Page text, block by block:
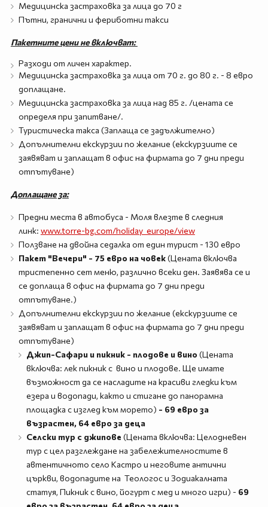
Медицинска застраховка за лица до 70 г
Пътни, гранични и фериботни такси
Пакетните цени не включват:
Разходи от личен характер.
Медицинска застраховка за лица от 70 г. до 80 г. - 8 евро
доплащане.
Медицинска застраховка за лица над 85 г. /цената се
определя при запитване/.
Туристическа такса (Заплаща се задължително)
Допълнителни екскурзии по желание (екскурзиите се
заявяват и заплащат в офис на фирмата до 7 дни преди
отпътуване)
Доплащане за:
Предни места в автобуса - Моля влезте в следния
линк: www.torre-bg.com/holiday_europe/view
Ползване на двойна седалка от един турист - 130 евро
Пакет "Вечери" - 75 евро на човек(Цената включва
тристепенно сет меню, различно всеки ден. Заявява се и
се доплаща в офис на фирмата до 7 дни преди
отпътуване.)
Допълнителни екскурзии по желание (екскурзиите се
заявяват и заплащат в офис на фирмата до 7 дни преди
отпътуване)
Джип-Сафари и пикник - плодове и вино (Цената
включва: лек пикник с вино и плодове. Ще имате
възможност да се насладите на красиви гледки към
езера и водопади, както и стигане до панорамна
площадка с изглед към морето) - 69 евро за
възрастен, 64 евро за деца
Селски тур с джипове (Цената включва: Целодневен
тур с цел разглеждане на забележителностите в
автентичното село Кастро и неговите антични
църкви, водопадите на Теологос и Зодиакалната
статуя, Пикник с вино, йогурт с мед и много игри) - 69